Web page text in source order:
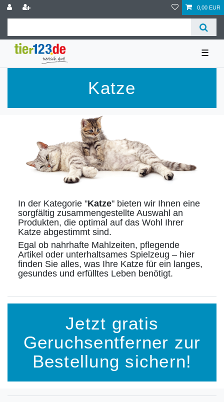
0,00 EUR
☰
Katze
In der Kategorie "Katze" bieten wir Ihnen eine
sorgfältig zusammengestellte Auswahl an
Produkten, die optimal auf das Wohl Ihrer
Katze abgestimmt sind.
Egal ob nahrhafte Mahlzeiten, pflegende
Artikel oder unterhaltsames Spielzeug – hier
finden Sie alles, was Ihre Katze für ein langes,
gesundes und erfülltes Leben benötigt.
Jetzt gratis
Geruchsentferner zur
Bestellung sichern!